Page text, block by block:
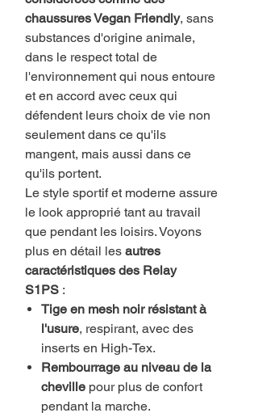
chaussures Vegan Friendly, sans
substances d'origine animale,
dans le respect total de
l'environnement qui nous entoure
et en accord avec ceux qui
défendent leurs choix de vie non
seulement dans ce qu'ils
mangent, mais aussi dans ce
qu'ils portent.
Le style sportif et moderne assure
le look approprié tant au travail
que pendant les loisirs. Voyons
plus en détail les autres
caractéristiques des Relay
S1PS :
Tige en mesh noir résistant à
l'usure, respirant, avec des
inserts en High-Tex.
Rembourrage au niveau de la
cheville pour plus de confort
pendant la marche.